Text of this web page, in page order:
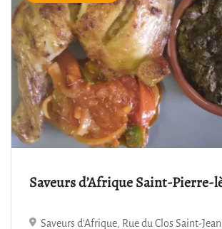
4.7
Saveurs d’Afrique Saint-Pierre-
Saveurs d'Afrique, Rue du Clos Saint-